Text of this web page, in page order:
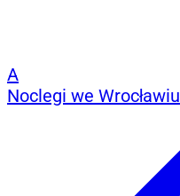
A
Noclegi we Wrocławiu